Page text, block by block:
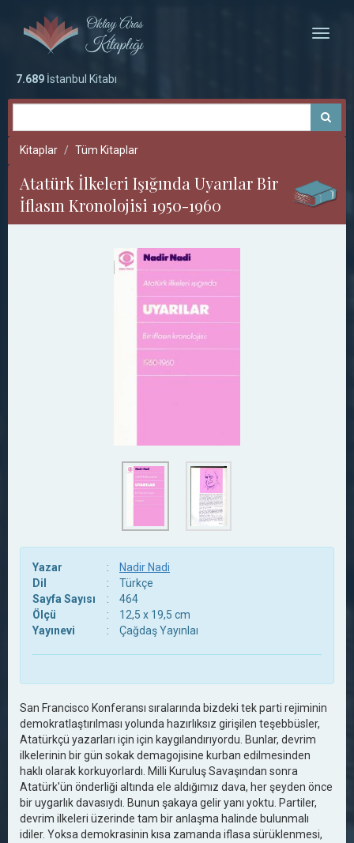
Toggle
7.689 İstanbul Kitabı
Kitaplar Tüm Kitaplar
Atatürk İlkeleri Işığında Uyarılar Bir
İflasın Kronolojisi 1950-1960
Yazar :
Nadir Nadi
Dil
:
Türkçe
Sayfa Sayısı
:
464
Ölçü
:
12,5 x 19,5 cm
Yayınevi
: Çağdaş Yayınlaı
San Francisco Konferansı sıralarında bizdeki tek parti rejiminin
demokratlaştırılması yolunda hazırlıksız girişilen teşebbüsler,
Atatürkçü yazarları için için kaygılandırıyordu. Bunlar, devrim
ilkelerinin bir gün sokak demagojisine kurban edilmesinden
haklı olarak korkuyorlardı. Milli Kuruluş Savaşından sonra
Atatürk'ün önderliği altında ele aldığımız dava, her şeyden önce
bir uygarlık davasıydı. Bunun şakaya gelir yanı yoktu. Partiler,
devrim ilkeleri üzerinde tam bir anlaşma halinde bulunmalı
idiler. Yoksa demokrasinin kısa zamanda iflasa sürüklenmesi,